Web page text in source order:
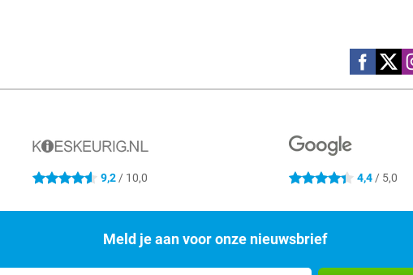
Social
4.6 sterren 9,2/ 10,0 4.4 sterren 4,4 / 5,0
Meld je aan voor onze nieuwsbrief